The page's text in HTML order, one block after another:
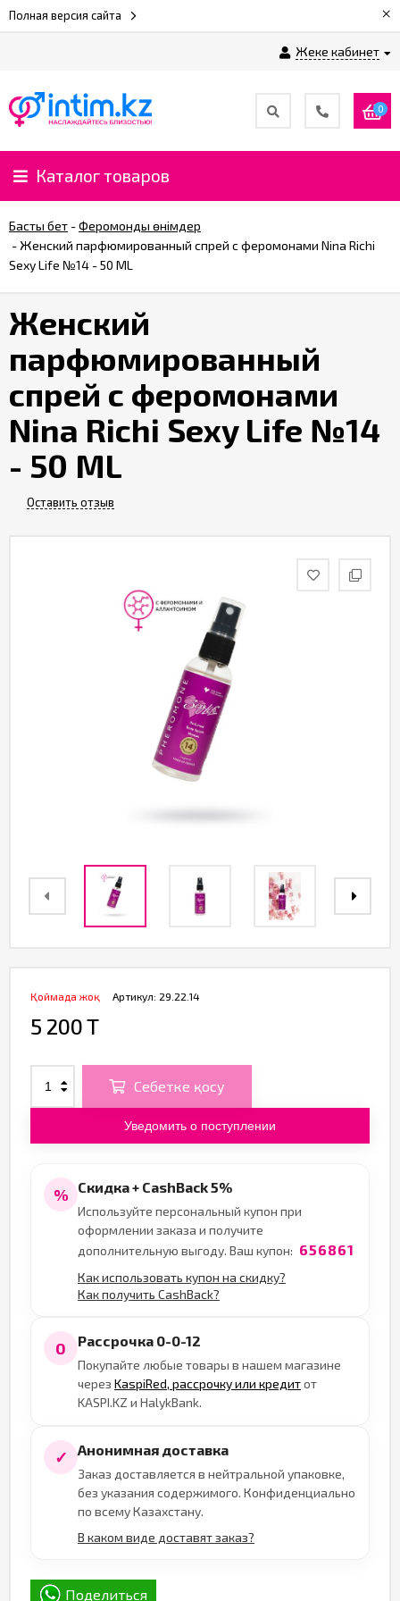
Полная версия сайта ×
Жеке кабинет
0
Каталог товаров
Басты бет -Феромонды өнімдер
- Женский парфюмированный спрей с феромонами Nina Richi
Sexy Life №14 - 50 ML
Женский
парфюмированный
спрей с феромонами
Nina Richi Sexy Life №14
- 50 ML
Оставить отзыв
Артикул: 29.22.14
Қоймада жоқ
5 200 T
Себетке қосу
Уведомить о поступлении
% Скидка + CashBack 5%
Используйте персональный купон при
оформлении заказа и получите
дополнительную выгоду. Ваш купон: 656861
Как использовать купон на скидку?
Как получить CashBack?
0 Рассрочка 0-0-12
Покупайте любые товары в нашем магазине
через KaspiRed, рассрочку или кредитот
KASPI.KZ и HalykBank.
✓ Анонимная доставка
Заказ доставляется в нейтральной упаковке,
без указания содержимого. Конфиденциально
по всему Казахстану.
В каком виде доставят заказ?
Поделиться